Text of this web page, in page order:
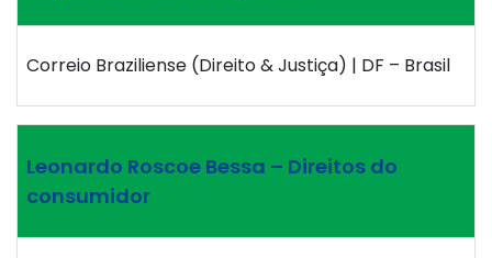
Correio Braziliense (Direito & Justiça) | DF – Brasil
Leonardo Roscoe Bessa – Direitos do
consumidor